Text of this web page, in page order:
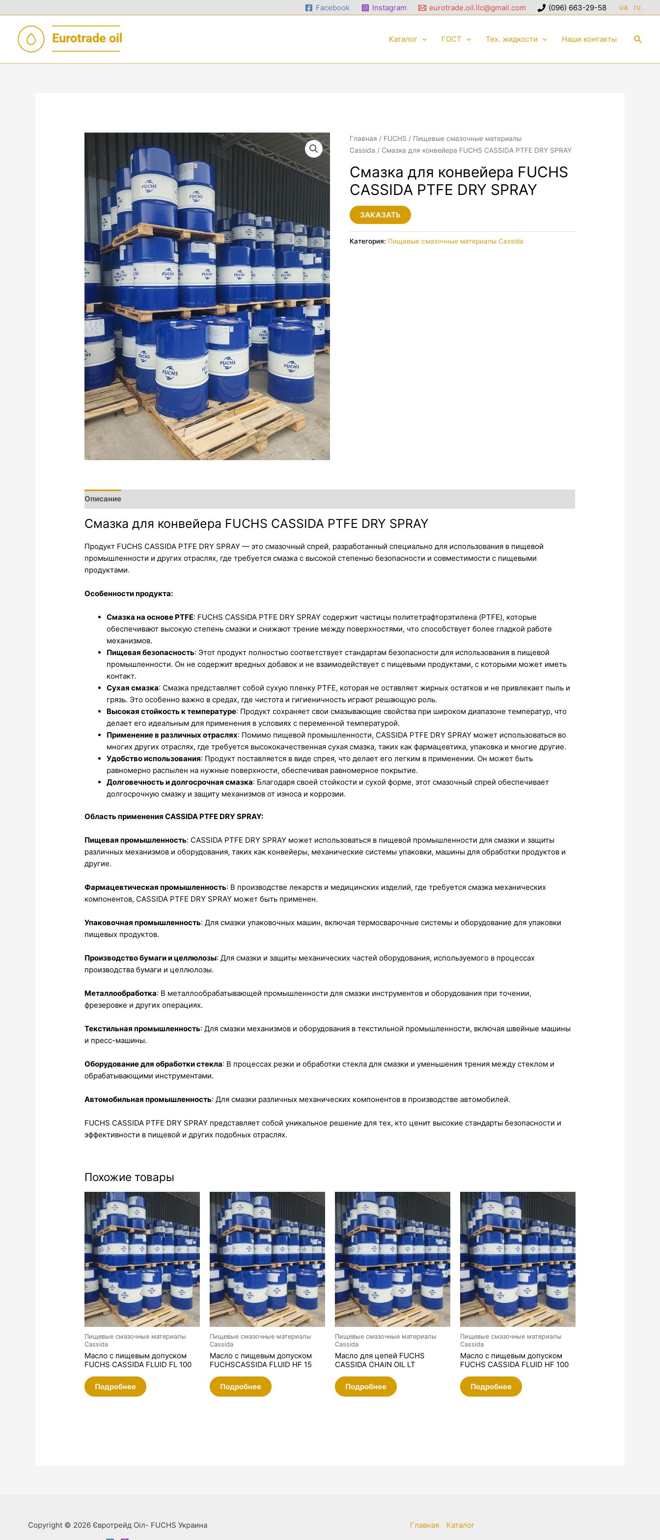
Facebook Instagram eurotrade.oil.llc@gmail.com (096) 663-29-58 ua ru
Каталог ГОСТ Тех. жидкости Наши контакты
Главная / FUCHS / Пищевые смазочные материалы
Cassida / Смазка для конвейера FUCHS CASSIDA PTFE DRY SPRAY
Смазка для конвейера FUCHS
CASSIDA PTFE DRY SPRAY
ЗАКАЗАТЬ
Категория: Пищевые смазочные материалы Cassida
Описание
Смазка для конвейера FUCHS CASSIDA PTFE DRY SPRAY
Продукт FUCHS CASSIDA PTFE DRY SPRAY — это смазочный спрей, разработанный специально для использования в пищевой
промышленности и других отраслях, где требуется смазка с высокой степенью безопасности и совместимости с пищевыми
продуктами.
Особенности продукта:
Смазка на основе PTFE: FUCHS CASSIDA PTFE DRY SPRAY содержит частицы политетрафторэтилена (PTFE), которые
обеспечивают высокую степень смазки и снижают трение между поверхностями, что способствует более гладкой работе
механизмов.
Пищевая безопасность: Этот продукт полностью соответствует стандартам безопасности для использования в пищевой
промышленности. Он не содержит вредных добавок и не взаимодействует с пищевыми продуктами, с которыми может иметь
контакт.
Сухая смазка: Смазка представляет собой сухую пленку PTFE, которая не оставляет жирных остатков и не привлекает пыль и
грязь. Это особенно важно в средах, где чистота и гигиеничность играют решающую роль.
Высокая стойкость к температуре: Продукт сохраняет свои смазывающие свойства при широком диапазоне температур, что
делает его идеальным для применения в условиях с переменной температурой.
Применение в различных отраслях: Помимо пищевой промышленности, CASSIDA PTFE DRY SPRAY может использоваться во
многих других отраслях, где требуется высококачественная сухая смазка, таких как фармацевтика, упаковка и многие другие.
Удобство использования: Продукт поставляется в виде спрея, что делает его легким в применении. Он может быть
равномерно распылен на нужные поверхности, обеспечивая равномерное покрытие.
Долговечность и долгосрочная смазка: Благодаря своей стойкости и сухой форме, этот смазочный спрей обеспечивает
долгосрочную смазку и защиту механизмов от износа и коррозии.
Область применения CASSIDA PTFE DRY SPRAY:
Пищевая промышленность: CASSIDA PTFE DRY SPRAY может использоваться в пищевой промышленности для смазки и защиты
различных механизмов и оборудования, таких как конвейеры, механические системы упаковки, машины для обработки продуктов и
другие.
Фармацевтическая промышленность: В производстве лекарств и медицинских изделий, где требуется смазка механических
компонентов, CASSIDA PTFE DRY SPRAY может быть применен.
Упаковочная промышленность: Для смазки упаковочных машин, включая термосварочные системы и оборудование для упаковки
пищевых продуктов.
Производство бумаги и целлюлозы: Для смазки и защиты механических частей оборудования, используемого в процессах
производства бумаги и целлюлозы.
Металлообработка: В металлообрабатывающей промышленности для смазки инструментов и оборудования при точении,
фрезеровке и других операциях.
Текстильная промышленность: Для смазки механизмов и оборудования в текстильной промышленности, включая швейные машины
и пресс-машины.
Оборудование для обработки стекла: В процессах резки и обработки стекла для смазки и уменьшения трения между стеклом и
обрабатывающими инструментами.
Автомобильная промышленность: Для смазки различных механических компонентов в производстве автомобилей.
FUCHS CASSIDA PTFE DRY SPRAY представляет собой уникальное решение для тех, кто ценит высокие стандарты безопасности и
эффективности в пищевой и других подобных отраслях.
Похожие товары
Пищевые смазочные материалы
Cassida
Масло с пищевым допуском
FUCHS CASSIDA FLUID FL 100
Подробнее
Пищевые смазочные материалы
Cassida
Масло с пищевым допуском
FUCHSCASSIDA FLUID HF 15
Подробнее
Пищевые смазочные материалы
Cassida
Масло для цепей FUCHS
CASSIDA CHAIN OIL LT
Подробнее
Пищевые смазочные материалы
Cassida
Масло с пищевым допуском
FUCHS CASSIDA FLUID HF 100
Подробнее
Copyright © 2026 Євротрейд Оіл- FUCHS Украина Главная Каталог